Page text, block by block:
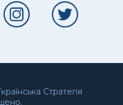
Стратегія